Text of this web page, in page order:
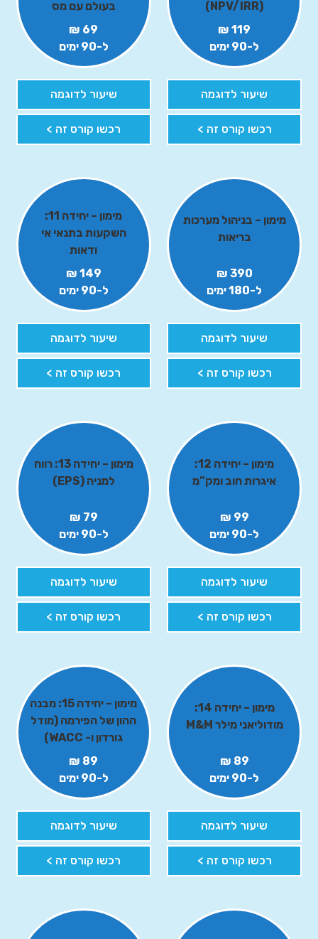
(NPV/IRR)
119 ₪
ל-90 ימים
שיעור לדוגמה
רכשו קורס זה >
בעולם עם מס
69 ₪
ל-90 ימים
שיעור לדוגמה
רכשו קורס זה >
מימון – בניהול מערכות
בריאות
390 ₪
ל-180 ימים
שיעור לדוגמה
רכשו קורס זה >
מימון – יחידה 11:
השקעות בתנאי אי
ודאות
149 ₪
ל-90 ימים
שיעור לדוגמה
רכשו קורס זה >
מימון – יחידה 12:
איגרות חוב ומק”מ
99 ₪
ל-90 ימים
שיעור לדוגמה
רכשו קורס זה >
מימון – יחידה 13: רווח
למניה (EPS)
79 ₪
ל-90 ימים
שיעור לדוגמה
רכשו קורס זה >
מימון – יחידה 14:
מודוליאני מילר M&M
89 ₪
ל-90 ימים
שיעור לדוגמה
רכשו קורס זה >
מימון – יחידה 15: מבנה
ההון של הפירמה (מודל
גורדון ו- WACC)
89 ₪
ל-90 ימים
שיעור לדוגמה
רכשו קורס זה >